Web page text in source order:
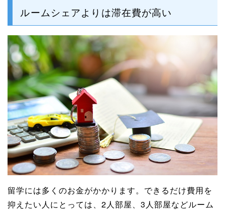
ルームシェアよりは滞在費が高い
留学には多くのお金がかかります。できるだけ費用を
抑えたい人にとっては、2人部屋、3人部屋などルーム